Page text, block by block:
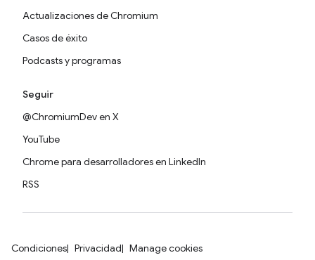
Actualizaciones de Chromium
Casos de éxito
Podcasts y programas
Seguir
@ChromiumDev en X
YouTube
Chrome para desarrolladores en LinkedIn
RSS
Condiciones Privacidad Manage cookies